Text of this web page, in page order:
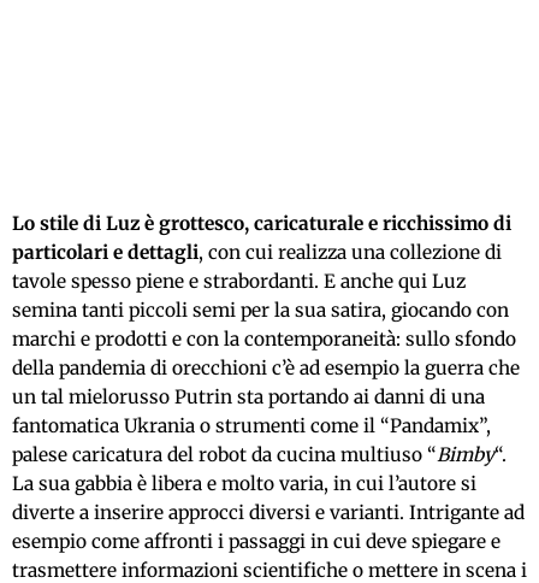
Lo stile di Luz è grottesco, caricaturale e ricchissimo di
particolari e dettagli, con cui realizza una collezione di
tavole spesso piene e strabordanti. E anche qui Luz
semina tanti piccoli semi per la sua satira, giocando con
marchi e prodotti e con la contemporaneità: sullo sfondo
della pandemia di orecchioni c’è ad esempio la guerra che
un tal mielorusso Putrin sta portando ai danni di una
fantomatica Ukrania o strumenti come il “Pandamix”,
palese caricatura del robot da cucina multiuso “Bimby“.
La sua gabbia è libera e molto varia, in cui l’autore si
diverte a inserire approcci diversi e varianti. Intrigante ad
esempio come affronti i passaggi in cui deve spiegare e
trasmettere informazioni scientifiche o mettere in scena i